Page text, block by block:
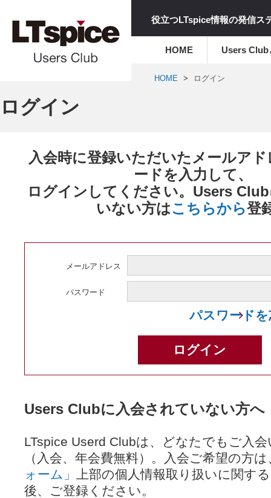
役立つLTspice情報の発信ス
HOME Users Club
HOME ログイン
ログイン
入会時に登録いただいたメールア
ードを入力して、
ログインしてください。Users
いない方はこちらから登
メールアドレス
パスワード
パスワード
Users Clubに入会されていない方へ
LTspice Userd Clubは、どなたでもご入
（入会、年会費無料）。入会ご希望の方は
ォーム」
上部の個人情報取り扱いに関す
後、ご登録ください。